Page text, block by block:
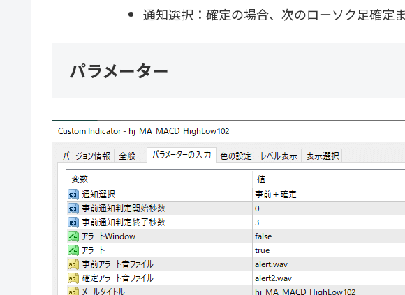
通知選択：確定の場合、次のローソク足確定
パラメーター